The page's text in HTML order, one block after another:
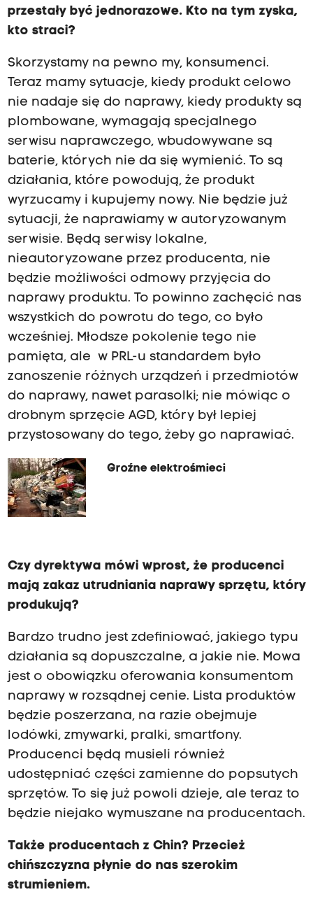
przestały być jednorazowe. Kto na tym zyska,
kto straci?
Skorzystamy na pewno my, konsumenci.
Teraz mamy sytuacje, kiedy produkt celowo
nie nadaje się do naprawy, kiedy produkty są
plombowane, wymagają specjalnego
serwisu naprawczego, wbudowywane są
baterie, których nie da się wymienić. To są
działania, które powodują, że produkt
wyrzucamy i kupujemy nowy. Nie będzie już
sytuacji, że naprawiamy w autoryzowanym
serwisie. Będą serwisy lokalne,
nieautoryzowane przez producenta, nie
będzie możliwości odmowy przyjęcia do
naprawy produktu. To powinno zachęcić nas
wszystkich do powrotu do tego, co było
wcześniej. Młodsze pokolenie tego nie
pamięta, ale w PRL-u standardem było
zanoszenie różnych urządzeń i przedmiotów
do naprawy, nawet parasolki; nie mówiąc o
drobnym sprzęcie AGD, który był lepiej
przystosowany do tego, żeby go naprawiać.
Groźne elektrośmieci
Czy dyrektywa mówi wprost, że producenci
mają zakaz utrudniania naprawy sprzętu, który
produkują?
Bardzo trudno jest zdefiniować, jakiego typu
działania są dopuszczalne, a jakie nie. Mowa
jest o obowiązku oferowania konsumentom
naprawy w rozsądnej cenie. Lista produktów
będzie poszerzana, na razie obejmuje
lodówki, zmywarki, pralki, smartfony.
Producenci będą musieli również
udostępniać części zamienne do popsutych
sprzętów. To się już powoli dzieje, ale teraz to
będzie niejako wymuszane na producentach.
Także producentach z Chin? Przecież
chińszczyzna płynie do nas szerokim
strumieniem.